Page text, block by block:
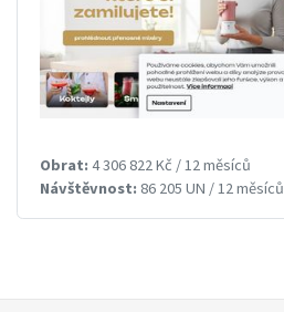
Obrat: 4 306 822 Kč / 12 měsíců
Návštěvnost: 86 205 UN / 12 měsíců